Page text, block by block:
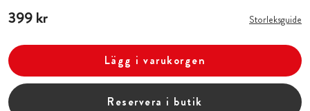
Pris:399 kr
399 kr Storleksguide
Lägg i varukorgen
Reservera i butik